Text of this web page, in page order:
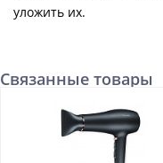
уложить их.
Связанные товары